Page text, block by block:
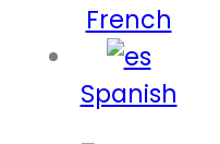
French
Spanish